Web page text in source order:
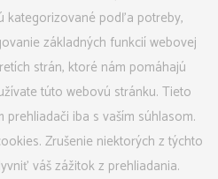
kategorizované podľa potreby,
základných funkcií webovej
strán, ktoré nám pomáhajú
túto webovú stránku. Tieto
iba s vaším súhlasom.
Zrušenie niektorých z týchto
váš zážitok z prehliadania.